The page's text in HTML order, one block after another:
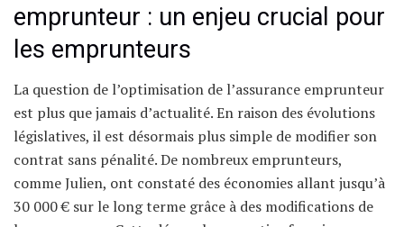
emprunteur : un enjeu crucial pour
les emprunteurs
La question de l’optimisation de l’assurance emprunteur
est plus que jamais d’actualité. En raison des évolutions
législatives, il est désormais plus simple de modifier son
contrat sans pénalité. De nombreux emprunteurs,
comme Julien, ont constaté des économies allant jusqu’à
30 000 € sur le long terme grâce à des modifications de